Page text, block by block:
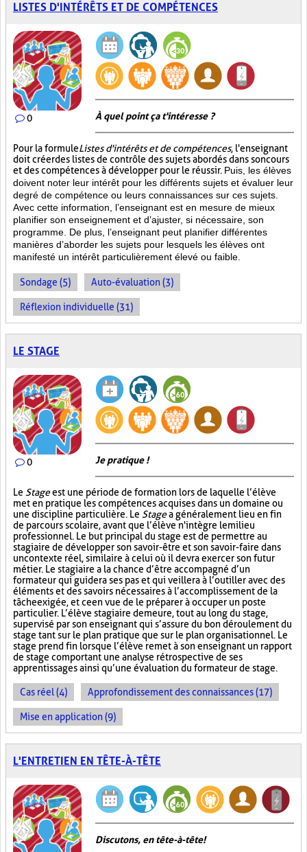
LISTES D'INTÉRÊTS ET DE COMPÉTENCES
0 À quel point ça t'intéresse ?
Pour la formuleListes d'intérêts et de compétences, l'enseignant
doit créer des listes de contrôle des sujets abordés dans son cours
et des compétences à développer pour le réussir. Puis, les élèves
doivent noter leur intérêt pour les différents sujets et évaluer leur
degré de compétence ou leurs connaissances sur ces sujets.
Avec cette information, l’enseignant est en mesure de mieux
planifier son enseignement et d’ajuster, si nécessaire, son
programme. De plus, l’enseignant peut planifier différentes
manières d’aborder les sujets pour lesquels les élèves ont
manifesté un intérêt particulièrement élevé ou faible.
Sondage (5) Auto-évaluation (3)
Réflexion individuelle (31)
LE STAGE
0 Je pratique !
Le Stageest une période de formation lors de laquelle l’élève
met en pratique les compétences acquises dans un domaine ou
une discipline particulière. Le Stagea généralement lieu en fin
de parcours scolaire, avant que l’élève n'intègre le milieu
professionnel. Le but principal du stage est de permettre au
stagiaire de développer son savoir-être et son savoir-faire dans
un contexte réel, similaire à celui où il devra exercer son futur
métier. Le stagiaire a la chance d’être accompagné d’un
formateur qui guidera ses pas et qui veillera à l’outiller avec des
éléments et des savoirs nécessaires à l’accomplissement de la
tâche exigée, et ce en vue de le préparer à occuper un poste
particulier. L’élève stagiaire demeure, tout au long du stage,
supervisé par son enseignant qui s’assure du bon déroulement du
stage tant sur le plan pratique que sur le plan organisationnel. Le
stage prend fin lorsque l’élève remet à son enseignant un rapport
de stage comportant une analyse rétrospective de ses
apprentissages ainsi qu’une évaluation du formateur de stage.
Cas réel (4) Approfondissement des connaissances (17)
Mise en application (9)
L'ENTRETIEN EN TÊTE-À-TÊTE
Discutons, en tête-à-tête!